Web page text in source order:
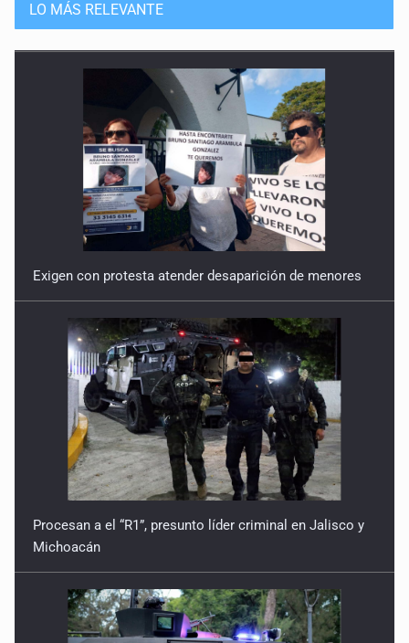
LO MÁS RELEVANTE
Exigen con protesta atender desaparición de menores
Procesan a el “R1”, presunto líder criminal en Jalisco y
Michoacán